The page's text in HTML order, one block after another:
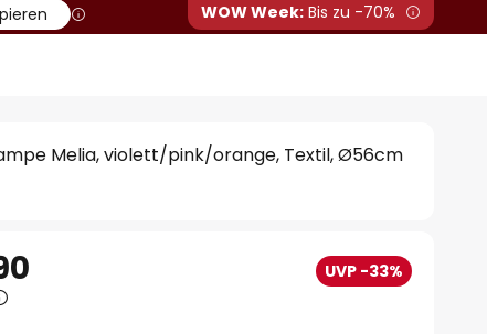
WOW Week: Bis zu -70%
Melia, violett/pink/orange, Textil, Ø56cm
UVP -33%